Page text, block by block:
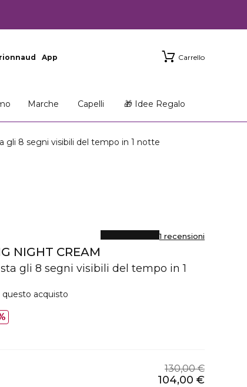
App Carrello
Marche Capelli 🎁 Idee Regalo
gli 8 segni visibili del tempo in 1 notte
NIGHT CREAM
gli 8 segni visibili del tempo in 1
1 recensioni
questo acquisto
130,00 €
104,00 €